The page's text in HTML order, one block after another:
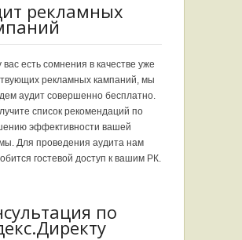
рекламных
вас есть сомнения в качестве уже
рекламных кампаний, мы
аудит совершенно бесплатно.
список рекомендаций по
эффективности вашей
Для проведения аудита нам
гостевой доступ к вашим РК.
по